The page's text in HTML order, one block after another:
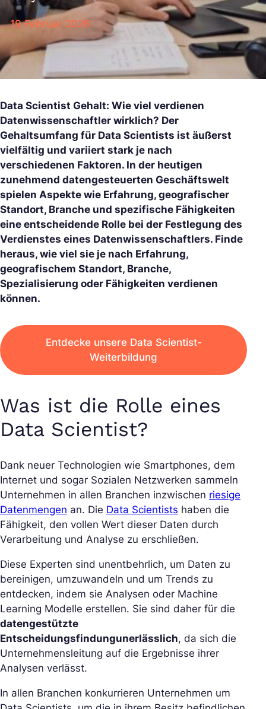
19 Februar 2026
Data Scientist Gehalt: Wie viel verdienen
Datenwissenschaftler wirklich? Der
Gehaltsumfang für Data Scientists ist äußerst
vielfältig und variiert stark je nach
verschiedenen Faktoren. In der heutigen
zunehmend datengesteuerten Geschäftswelt
spielen Aspekte wie Erfahrung, geografischer
Standort, Branche und spezifische Fähigkeiten
eine entscheidende Rolle bei der Festlegung des
Verdienstes eines Datenwissenschaftlers. Finde
heraus, wie viel sie je nach Erfahrung,
geografischem Standort, Branche,
Spezialisierung oder Fähigkeiten verdienen
können.
Entdecke unsere Data Scientist-
Weiterbildung
Was ist die Rolle eines
Data Scientist?
Dank neuer Technologien wie Smartphones, dem
Internet und sogar Sozialen Netzwerken sammeln
Unternehmen in allen Branchen inzwischen riesige
Datenmengen an. Die Data Scientists haben die
Fähigkeit, den vollen Wert dieser Daten durch
Verarbeitung und Analyse zu erschließen.
Diese Experten sind unentbehrlich, um Daten zu
bereinigen, umzuwandeln und um Trends zu
entdecken, indem sie Analysen oder Machine
Learning Modelle erstellen. Sie sind daher für die
datengestützte
Entscheidungsfindungunerlässlich, da sich die
Unternehmensleitung auf die Ergebnisse ihrer
Analysen verlässt.
In allen Branchen konkurrieren Unternehmen um